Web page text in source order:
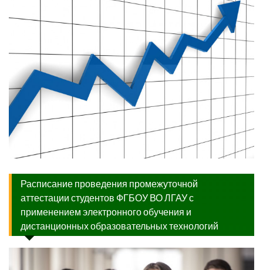
Расписание проведения промежуточной
аттестации студентов ФГБОУ ВО ЛГАУ с
применением электронного обучения и
дистанционных образовательных технологий